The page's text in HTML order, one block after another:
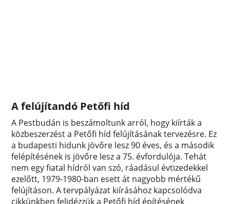
A felújítandó Petőfi híd
A Pestbudán is beszámoltunk arról, hogy kiírták a
közbeszerzést a Petőfi híd felújításának tervezésre. Ez
a budapesti hidunk jövőre lesz 90 éves, és a második
felépítésének is jövőre lesz a 75. évfordulója. Tehát
nem egy fiatal hídról van szó, ráadásul évtizedekkel
ezelőtt, 1979-1980-ban esett át nagyobb mértékű
felújításon. A tervpályázat kiírásához kapcsolódva
cikkünkben felidézzük a Petőfi híd építésének